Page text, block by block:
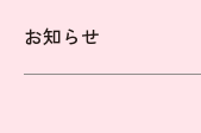
お知らせ